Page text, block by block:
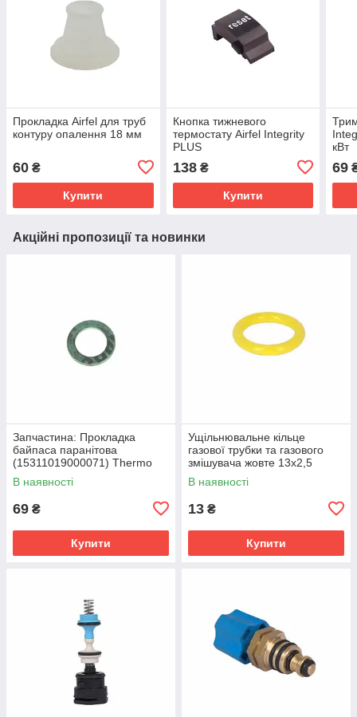
Прокладка Airfel для труб
контуру опалення 18 мм
60 ₴
Купити
Кнопка тижневого
термостату Airfel Integrity
PLUS
138₴
Купити
кВт
69
Акційні пропозиції та новинки
Запчастина: Прокладка
байпаса паранітова
(15311019000071) Thermo
Alliance
В наявності
69 ₴
Купити
Ущільнювальне кільце
газової трубки та газового
змішувача жовте 13х2,5
Thermo Alliance Ewa 24
В наявності
13 ₴
Купити